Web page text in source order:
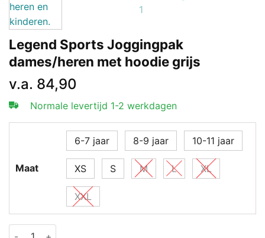
Legend Sports Joggingpak
dames/heren met hoodie grijs
v.a. 84,90
Normale levertijd 1-2 werkdagen
Maat
6-7 jaar 8-9 jaar 10-11 jaar
XS S M L XL
XXL
Legend Sports Joggingpak dames/heren met hoodie